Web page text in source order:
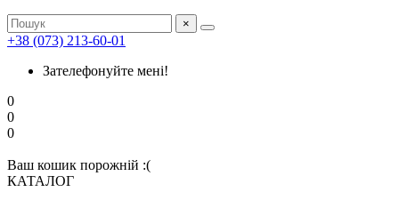
×
+38 (073) 213-60-01
Зателефонуйте мені!
0
0
0
Ваш кошик порожній :(
КАТАЛОГ